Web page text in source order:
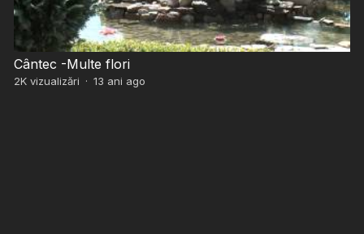
Cântec -Multe flori
2Kvizualizări · 13 ani ago